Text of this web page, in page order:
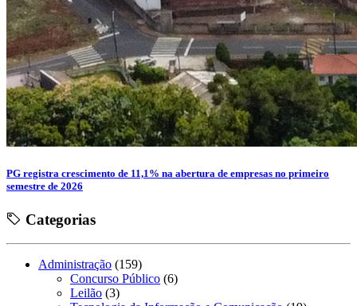
PG registra crescimento de 11,1% na abertura de empresas no primeiro
semestre de 2026
Categorias
Administração (159)
Concurso Público (6)
Leilão (3)